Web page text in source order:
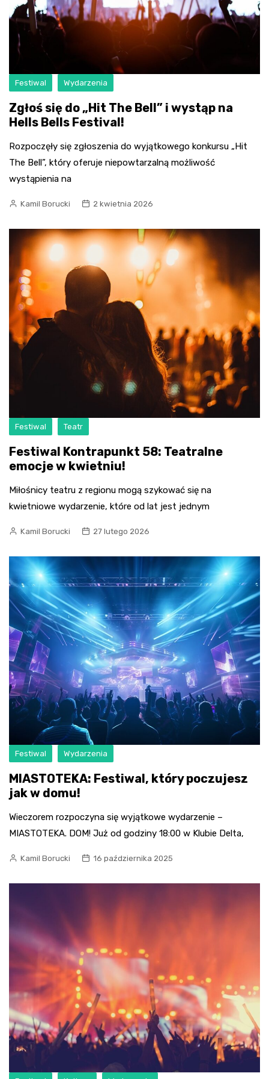
Festiwal Wydarzenia
Zgłoś się do „Hit The Bell” i wystąp na
Hells Bells Festival!
Rozpoczęły się zgłoszenia do wyjątkowego konkursu „Hit
The Bell”, który oferuje niepowtarzalną możliwość
wystąpienia na
Kamil Borucki 2 kwietnia 2026
Festiwal Teatr
Festiwal Kontrapunkt 58: Teatralne
emocje w kwietniu!
Miłośnicy teatru z regionu mogą szykować się na
kwietniowe wydarzenie, które od lat jest jednym
Kamil Borucki 27 lutego 2026
Festiwal Wydarzenia
MIASTOTEKA: Festiwal, który poczujesz
jak w domu!
Wieczorem rozpoczyna się wyjątkowe wydarzenie –
MIASTOTEKA. DOM! Już od godziny 18:00 w Klubie Delta,
Kamil Borucki 16 października 2025